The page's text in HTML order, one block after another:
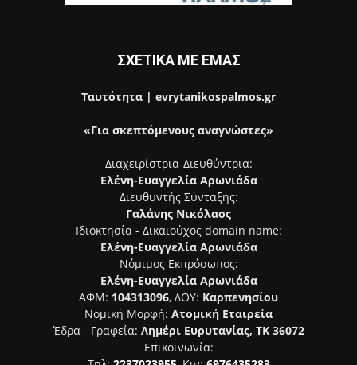
ΣΧΕΤΙΚΑ ΜΕ ΕΜΑΣ
Ταυτότητα | evrytanikospalmos.gr
«Για σκεπτόμενους αναγνώστες»
Διαχειρίστρια-Διευθύντρια:
Ελένη-Ευαγγελία Αρωνιάδα
Διευθυντής Σύνταξης:
Γαλάνης Νικόλαος
Ιδιοκτησία - Δικαιούχος domain name:
Ελένη-Ευαγγελία Αρωνιάδα
Νόμιμος Εκπρόσωπος:
Ελένη-Ευαγγελία Αρωνιάδα
ΑΦΜ: 104313096, ΔΟΥ: Καρπενησίου
Νομική Μορφή: Ατομική Εταιρεία
Έδρα - Γραφεία: Λημέρι Ευρυτανίας, ΤΚ 36072
Επικοινωνία: